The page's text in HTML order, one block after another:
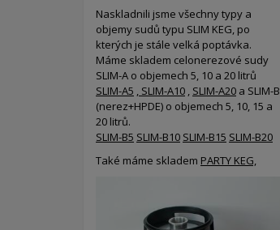
Naskladnili jsme všechny typy a
objemy sudů typu SLIM KEG, po
kterých je stále velká poptávka.
Máme skladem celonerezové sudy
SLIM-A o objemech 5, 10 a 20 litrů
SLIM-A5 , SLIM-A10 , SLIM-A20 a SLIM-B
(nerez+HPDE) o objemech 5, 10, 15 a
20 litrů.
SLIM-B5 SLIM-B10 SLIM-B15 SLIM-B20
Také máme skladem PARTY KEG,